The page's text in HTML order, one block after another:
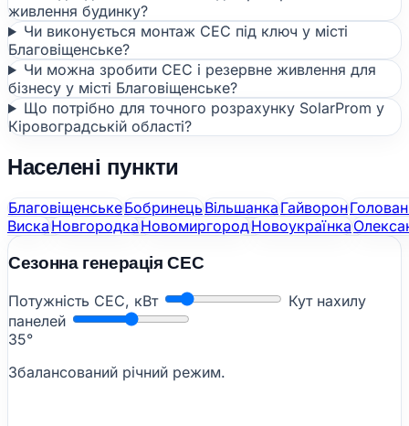
живлення будинку?
Чи виконується монтаж СЕС під ключ у місті
Благовіщенське?
Чи можна зробити СЕС і резервне живлення для
бізнесу у місті Благовіщенське?
Що потрібно для точного розрахунку SolarProm у
Кіровоградській області?
Населені пункти
БлаговіщенськеБобринецьВільшанкаГайворон
ВискаНовгородкаНовомиргородНовоукраїнка
Сезонна генерація СЕС
Потужність СЕС, кВт
Кут нахилу
панелей
35°
Збалансований річний режим.